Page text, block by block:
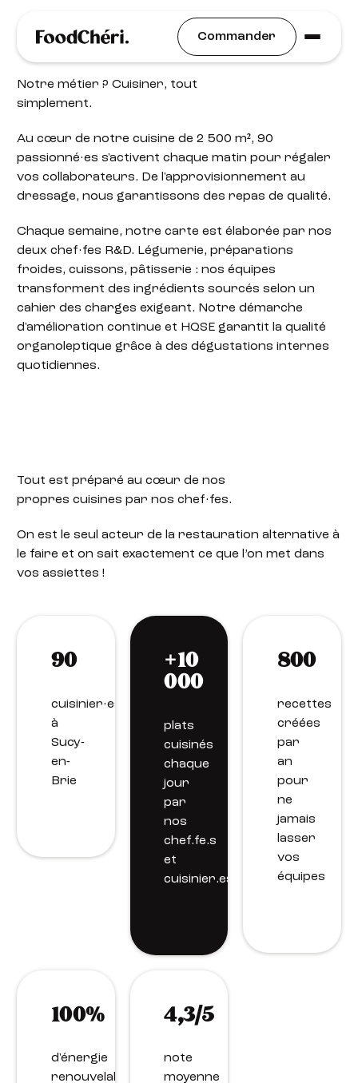
Commander
Notre cuisine
Notre métier ? Cuisiner, tout
simplement.
Au cœur de notre cuisine de 2 500 m², 90
passionné·es s'activent chaque matin pour régaler
vos collaborateurs. De l'approvisionnement au
dressage, nous garantissons des repas de qualité.
Chaque semaine, notre carte est élaborée par nos
deux chef·fes R&D. Légumerie, préparations
froides, cuissons, pâtisserie : nos équipes
transforment des ingrédients sourcés selon un
cahier des charges exigeant. Notre démarche
d'amélioration continue et HQSE garantit la qualité
organoleptique grâce à des dégustations internes
quotidiennes.
Tout est préparé au cœur de nos
propres cuisines par nos chef·fes.
On est le seul acteur de la restauration alternative à
le faire et on sait exactement ce que l’on met dans
vos assiettes !
90
cuisinier·es
à
Sucy-
en-
Brie
+10
000
plats
cuisinés
chaque
jour
par
nos
chef.fe.s
et
cuisinier.es.
800
recettes
créées
par
an
pour
ne
jamais
lasser
vos
équipes
100%
d'énergie
renouvelable
4,3/5
note
moyenne